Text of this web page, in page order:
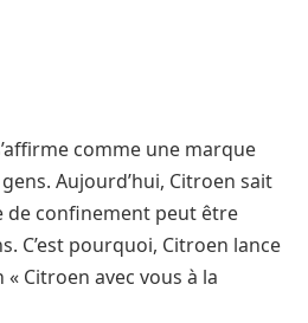
comme une marque
Aujourd’hui, Citroen sait
de confinement peut être
C’est pourquoi, Citroen lance
« Citroen avec vous à la